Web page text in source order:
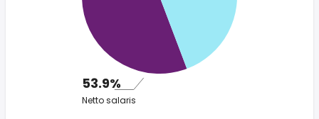
53.9%
Netto salaris